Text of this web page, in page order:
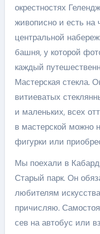
окрестностях
живописно и есть на
центральной
башня, у которой
каждый
Мастерская стекла.
витиеватых
и маленьких, всех
в мастерской можно
фигурки или
Мы поехали в
Старый парк. Он
любителям
причисляю.
сев на автобус или